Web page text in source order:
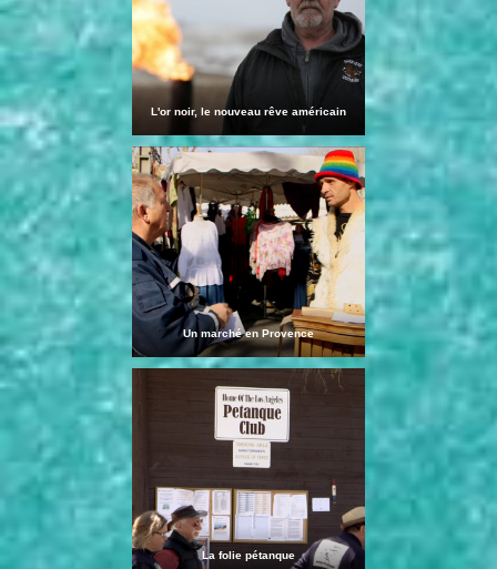
L'or noir, le nouveau rêve américain
Un marché en Provence
La folie pétanque